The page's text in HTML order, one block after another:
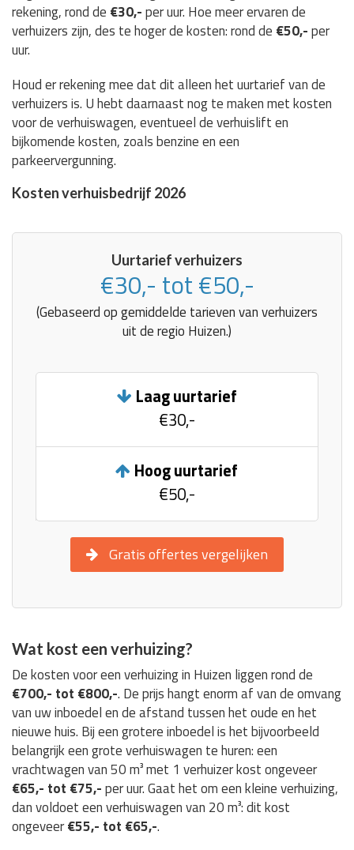
rekening, rond de €30,-per uur. Hoe meer ervaren de
verhuizers zijn, des te hoger de kosten: rond de €50,-per
uur.
Houd er rekening mee dat dit alleen het uurtarief van de
verhuizers is. U hebt daarnaast nog te maken met kosten
voor de verhuiswagen, eventueel de verhuislift en
bijkomende kosten, zoals benzine en een
parkeervergunning.
Kosten verhuisbedrijf 2026
Uurtarief verhuizers
€30,- tot €50,-
(Gebaseerd op gemiddelde tarieven van verhuizers
uit de regio Huizen.)
Laag uurtarief
€30,-
Hoog uurtarief
€50,-
Gratis offertes vergelijken
Wat kost een verhuizing?
De kosten voor een verhuizing in Huizen liggen rond de
€700,- tot €800,-. De prijs hangt enorm af van de omvang
van uw inboedel en de afstand tussen het oude en het
nieuwe huis. Bij een grotere inboedel is het bijvoorbeeld
belangrijk een grote verhuiswagen te huren: een
vrachtwagen van 50 m³ met 1 verhuizer kost ongeveer
€65,- tot €75,-per uur. Gaat het om een kleine verhuizing,
dan voldoet een verhuiswagen van 20 m³: dit kost
ongeveer€55,- tot €65,-.